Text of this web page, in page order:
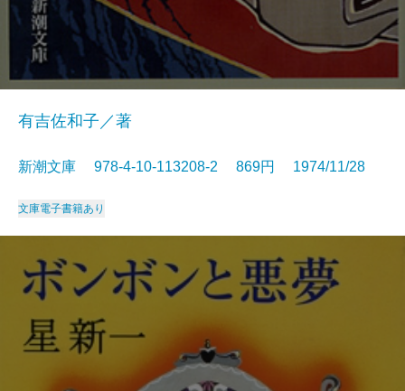
有吉佐和子／著
新潮文庫 978-4-10-113208-2 869円 1974/11/28
文庫電子書籍あり